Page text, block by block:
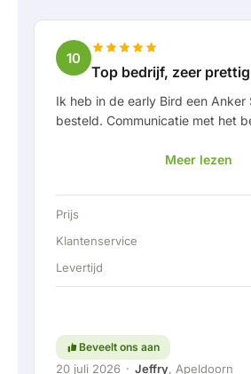
10
Top bedrijf, zeer
Ik heb in de early Bird een Anker
besteld. Communicatie met het
werd ik goed op de hoogte
afspraak van levering werd er
een vaste aansluiting
accu doormiddel van een vaste
Kortom; een erg fijn bedrijf waar
Meer lezen
Prijs
Klantenservice
Levertijd
Beveelt ons aan
20 juli 2026 · Jeffry, Apeldoorn